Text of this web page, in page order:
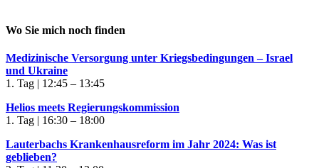
Wo Sie mich noch finden
Medizinische Versorgung unter Kriegsbedingungen – Israel
und Ukraine
1. Tag | 12:45 – 13:45
Helios meets Regierungskommission
1. Tag | 16:30 – 18:00
Lauterbachs Krankenhausreform im Jahr 2024: Was ist
geblieben?